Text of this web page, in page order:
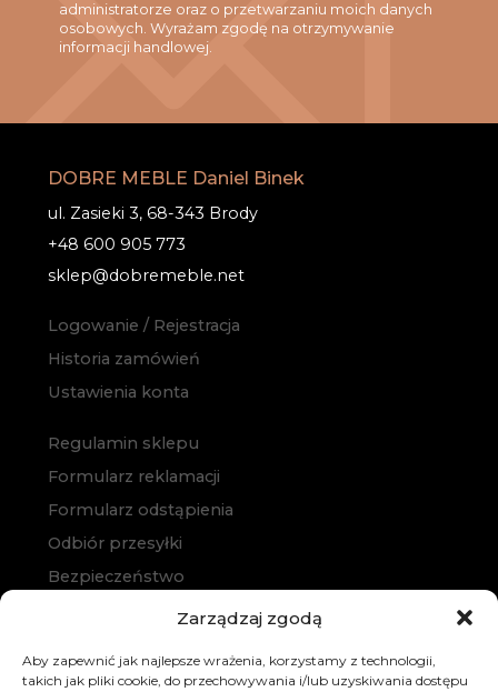
Zarządzaj zgodą
Aby zapewnić jak najlepsze wrażenia, korzystamy z technologii,
takich jak pliki cookie, do przechowywania i/lub uzyskiwania dostępu
administratorze oraz o przetwarzaniu moich danych
osobowych. Wyrażam zgodę na otrzymywanie
informacji handlowej.
DOBRE MEBLE Daniel Binek
ul. Zasieki 3, 68-343 Brody
+48 600 905 773
sklep@dobremeble.net
Logowanie / Rejestracja
Historia zamówień
Ustawienia konta
Regulamin sklepu
Formularz reklamacji
Formularz odstąpienia
Odbiór przesyłki
Bezpieczeństwo
Polityka prywatności
Zakup na raty